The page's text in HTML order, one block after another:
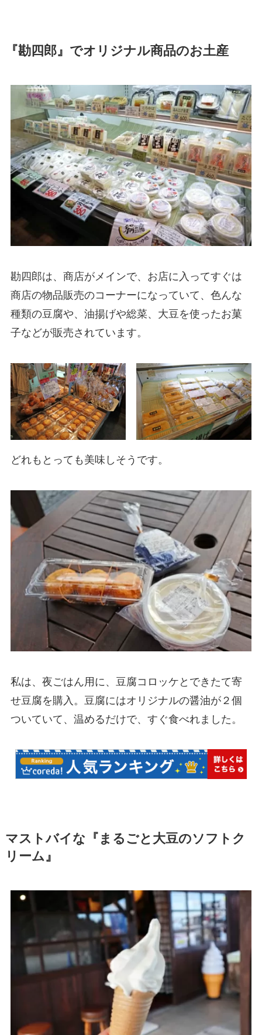
『勘四郎』でオリジナル商品のお土産
勘四郎は、商店がメインで、お店に入ってすぐは
商店の物品販売のコーナーになっていて、色んな
種類の豆腐や、油揚げや総菜、大豆を使ったお菓
子などが販売されています。
どれもとっても美味しそうです。
私は、夜ごはん用に、豆腐コロッケとできたて寄
せ豆腐を購入。豆腐にはオリジナルの醤油が２個
ついていて、温めるだけで、すぐ食べれました。
マストバイな『まるごと大豆のソフトク
リーム』